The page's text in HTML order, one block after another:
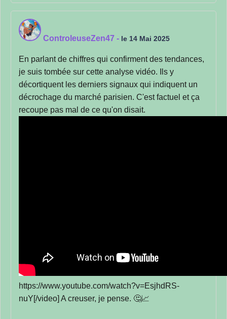
ControleuseZen47 - le 14 Mai 2025
En parlant de chiffres qui confirment des tendances,
je suis tombée sur cette analyse vidéo. Ils y
décortiquent les derniers signaux qui indiquent un
décrochage du marché parisien. C'est factuel et ça
recoupe pas mal de ce qu'on disait.
https://www.youtube.com/watch?v=EsjhdRS-
nuY[/video] A creuser, je pense. 🤔📈